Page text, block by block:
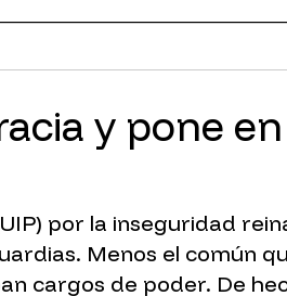
y pone
por la inseguridad
Menos el común
cargos de poder. De